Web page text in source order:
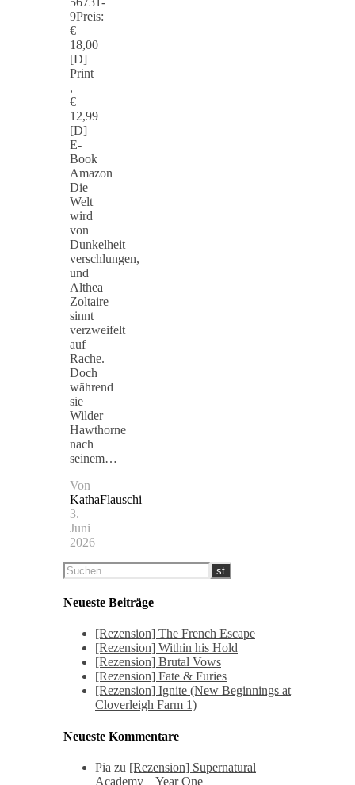
9Preis:
€
18,00
[D]
Print
,
€
12,99
[D]
E-
Book
Amazon
Die
Welt
wird
von
Dunkelheit
verschlungen,
und
Althea
Zoltaire
sinnt
verzweifelt
auf
Rache.
Doch
während
sie
Wilder
Hawthorne
nach
seinem…
Von
KathaFlauschi
3.
Juni
2026
Neueste Beiträge
[Rezension] The French Escape
[Rezension] Within his Hold
[Rezension] Brutal Vows
[Rezension] Fate & Furies
[Rezension] Ignite (New Beginnings at
Cloverleigh Farm 1)
Neueste Kommentare
Pia zu [Rezension] Supernatural
Academy – Year One